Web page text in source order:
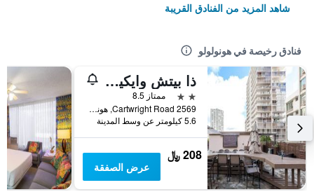
شاهد المزيد من الفنادق القريبة
فنادق رخيصة في هونولولو
ذا بيتش وايكيكي بوتيك هوستل
2 نجمتين
ممتاز 8.5
2569 Cartwright Road, هونولولو, أواهو, HI, الولايات المتحدة الأميريكية
5.6 كيلومتر عن وسط المدينة
208 ﷼
عرض الصفقة